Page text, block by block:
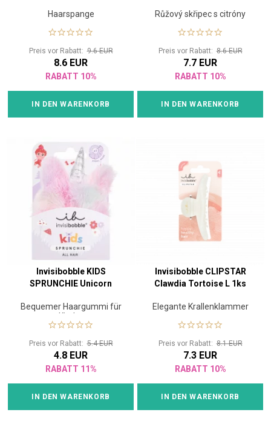
Haarspange
Preis vor Rabatt:9.6 EUR
8.6 EUR
RABATT 10%
IN DEN WARENKORB
Růžový skřipec s citróny
Preis vor Rabatt:8.6 EUR
7.7 EUR
RABATT 10%
IN DEN WARENKORB
Invisibobble KIDS
SPRUNCHIE Unicorn
Bequemer Haargummi für
Kinder
Preis vor Rabatt:5.4 EUR
4.8 EUR
RABATT 11%
IN DEN WARENKORB
Invisibobble CLIPSTAR
Clawdia Tortoise L 1ks
Elegante Krallenklammer
Preis vor Rabatt:8.1 EUR
7.3 EUR
RABATT 10%
IN DEN WARENKORB